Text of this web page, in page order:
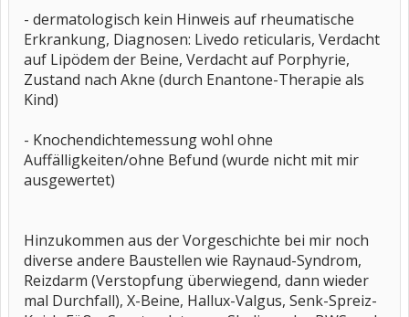
- dermatologisch kein Hinweis auf rheumatische
Erkrankung, Diagnosen: Livedo reticularis, Verdacht
auf Lipödem der Beine, Verdacht auf Porphyrie,
Zustand nach Akne (durch Enantone-Therapie als
Kind)
- Knochendichtemessung wohl ohne
Auffälligkeiten/ohne Befund (wurde nicht mit mir
ausgewertet)
Hinzukommen aus der Vorgeschichte bei mir noch
diverse andere Baustellen wie Raynaud-Syndrom,
Reizdarm (Verstopfung überwiegend, dann wieder
mal Durchfall), X-Beine, Hallux-Valgus, Senk-Spreiz-